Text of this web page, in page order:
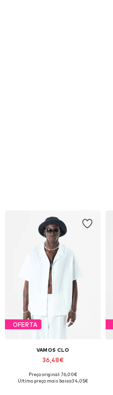
OFERTA
VAMOS CLO
36,48€
Tamanhos disponíveis: S, M, XL
Preço original: 76,00€
Último preço mais baixo:34,05€